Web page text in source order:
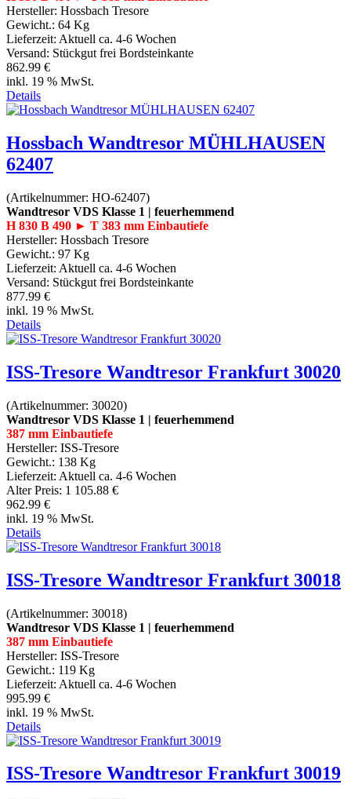
Hersteller: Hossbach Tresore
Gewicht.: 64 Kg
Lieferzeit: Aktuell ca. 4-6 Wochen
Versand: Stückgut frei Bordsteinkante
862.99 €
inkl. 19 % MwSt.
Details
Hossbach Wandtresor MÜHLHAUSEN
62407
(Artikelnummer: HO-62407)
Wandtresor VDS Klasse 1 | feuerhemmend
H 830 B 490 ► T 383 mm Einbautiefe
Hersteller: Hossbach Tresore
Gewicht.: 97 Kg
Lieferzeit: Aktuell ca. 4-6 Wochen
Versand: Stückgut frei Bordsteinkante
877.99 €
inkl. 19 % MwSt.
Details
ISS-Tresore Wandtresor Frankfurt 30020
(Artikelnummer: 30020)
Wandtresor VDS Klasse 1 | feuerhemmend
387 mm Einbautiefe
Hersteller: ISS-Tresore
Gewicht.: 138 Kg
Lieferzeit: Aktuell ca. 4-6 Wochen
Alter Preis: 1 105.88 €
962.99 €
inkl. 19 % MwSt.
Details
ISS-Tresore Wandtresor Frankfurt 30018
(Artikelnummer: 30018)
Wandtresor VDS Klasse 1 | feuerhemmend
387 mm Einbautiefe
Hersteller: ISS-Tresore
Gewicht.: 119 Kg
Lieferzeit: Aktuell ca. 4-6 Wochen
995.99 €
inkl. 19 % MwSt.
Details
ISS-Tresore Wandtresor Frankfurt 30019